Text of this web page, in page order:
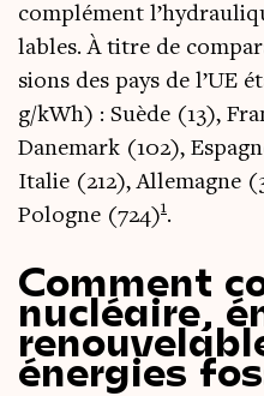
com­plé­ment
lables. À titre de
sions des pays de l’UE
g/kWh) : Suède (13),
Dane­mark (102),
Ita­lie (212), Alle­magne
Pologne (724)1.
Comment
nucléaire,
énergies